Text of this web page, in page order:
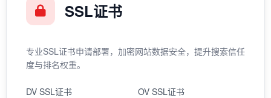
SSL证书
专业SSL证书申请部署，加密网站数据安全，提升搜索信任
度与排名权重。
DV SSL证书
OV SSL证书